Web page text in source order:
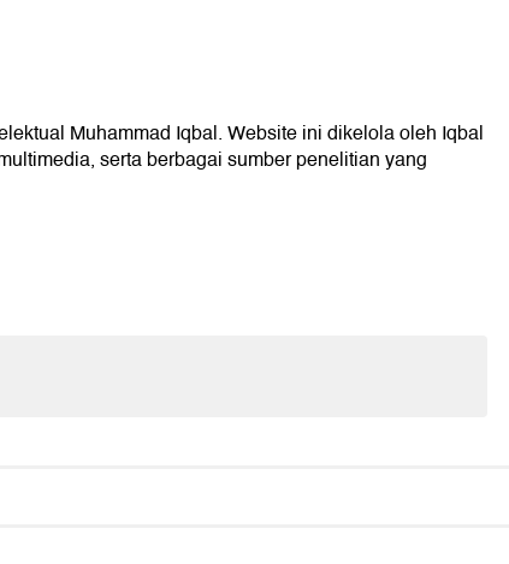
Muhammad Iqbal. Website ini dikelola oleh Iqbal
serta berbagai sumber penelitian yang